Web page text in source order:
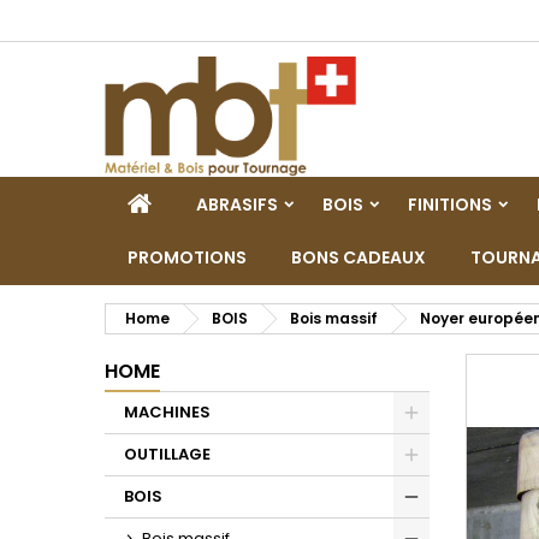
HOMEABRASIFS BOIS FINITIONS
PROMOTIONS BONS CADEAUX
Home BOIS Bois massif Noyer
HOME
MACHINES
Toggle
OUTILLAGE
Toggle
BOIS
Toggle